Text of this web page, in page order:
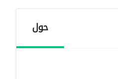
حول